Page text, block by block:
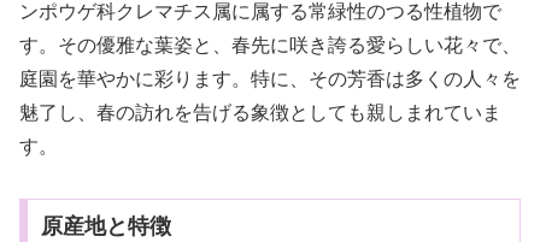
ンポウゲ科クレマチス属に属する常緑性のつる性植物で
す。その優雅な葉姿と、春先に咲き誇る愛らしい花々で、
庭園を華やかに彩ります。特に、その芳香は多くの人々を
魅了し、春の訪れを告げる象徴としても親しまれていま
す。
原産地と特徴